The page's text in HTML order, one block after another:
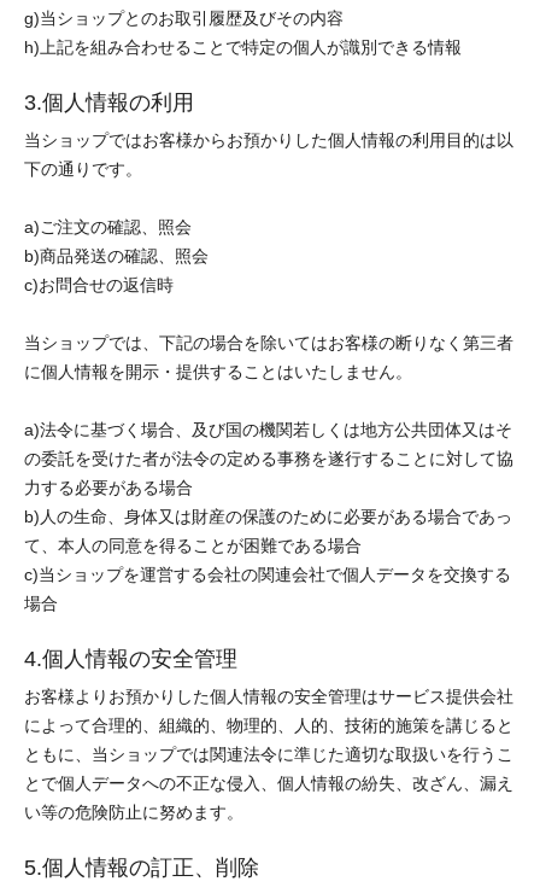
g)当ショップとのお取引履歴及びその内容
h)上記を組み合わせることで特定の個人が識別できる情報
3.個人情報の利用
当ショップではお客様からお預かりした個人情報の利用目的は以
下の通りです。
a)ご注文の確認、照会
b)商品発送の確認、照会
c)お問合せの返信時
当ショップでは、下記の場合を除いてはお客様の断りなく第三者
に個人情報を開示・提供することはいたしません。
a)法令に基づく場合、及び国の機関若しくは地方公共団体又はそ
の委託を受けた者が法令の定める事務を遂行することに対して協
力する必要がある場合
b)人の生命、身体又は財産の保護のために必要がある場合であっ
て、本人の同意を得ることが困難である場合
c)当ショップを運営する会社の関連会社で個人データを交換する
場合
4.個人情報の安全管理
お客様よりお預かりした個人情報の安全管理はサービス提供会社
によって合理的、組織的、物理的、人的、技術的施策を講じると
ともに、当ショップでは関連法令に準じた適切な取扱いを行うこ
とで個人データへの不正な侵入、個人情報の紛失、改ざん、漏え
い等の危険防止に努めます。
5.個人情報の訂正、削除